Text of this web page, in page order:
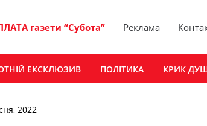
газети “Субота” Реклама
ЕКСКЛЮЗИВ ПОЛІТИКА КРИК
2022